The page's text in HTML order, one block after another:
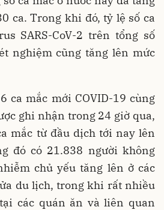
ca. Trong khi đó, tỷ lệ số ca
SARS-CoV-2 trên tổng số
nghiệm cũng tăng lên mức
ca mắc mới COVID-19 cùng
ghi nhận trong 24 giờ qua,
mắc từ đầu dịch tới nay lên
đó có 21.838 người không
chủ yếu tăng lên ở các
du lịch, trong khi rất nhiều
các quán ăn và liên quan